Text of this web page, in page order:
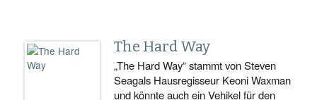
The Hard Way
„The Hard Way“ stammt von Steven
Seagals Hausregisseur Keoni Waxman
und könnte auch ein Vehikel für den